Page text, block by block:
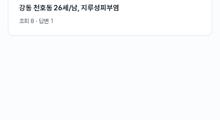
강동 천호동 26세/남, 지루성피부염
조회 8 · 답변 1